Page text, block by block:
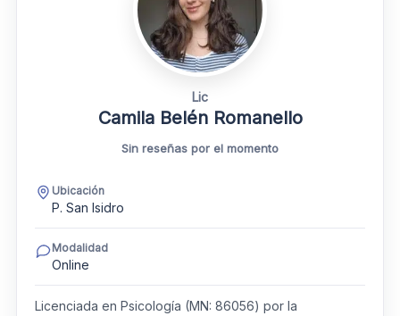
Lic
Camila Belén Romanello
Sin reseñas por el momento
Ubicación
P. San Isidro
Modalidad
Online
Licenciada en Psicología (MN: 86056) por la